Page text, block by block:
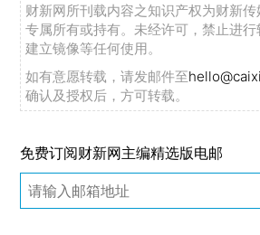
财新网所刊载内容之知识产权为财新
专属所有或持有。未经许可，禁止进
建立镜像等任何使用。
如有意愿转载，请发邮件至
确认及授权后，方可转载。
免费订阅财新网主编精选版电邮